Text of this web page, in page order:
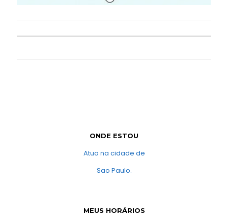
ONDE ESTOU
Atuo na cidade de
Sao Paulo.
MEUS HORÁRIOS